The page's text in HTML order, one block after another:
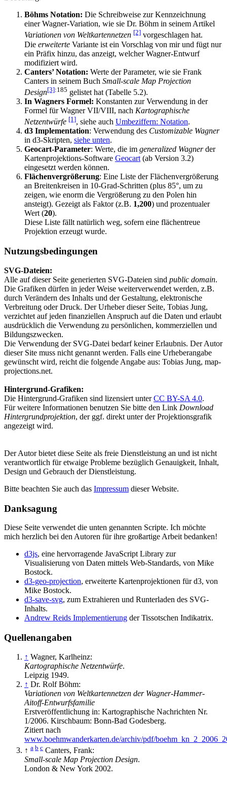
Böhms Notation: Die Schreibweise zur Kennzeichnung
einer Wagner-Variation, wie sie Dr. Böhm in seinem Artikel
Variationen von Weltkartennetzen [2] vorgeschlagen hat.
Die erweiterte Variante ist ein Vorschlag von mir und fügt nur
ein Präfix hinzu, das anzeigt, welcher Wagner-Entwurf
modifiziert wird.
Canters’ Notation: Werte der Parameter, wie sie Frank
Canters in seinem Buch Small-scale Map Projection
Design[3]:185 gelistet hat (Tabelle 5.2).
In Wagners Formel: Konstanten zur Verwendung in der
Formel für Wagner VII/VIII, nach Kartographische
Netzentwürfe [1], siehe auch Umbeziffern: Notation.
d3 Implementation: Verwendung des Customizable Wagner
in d3-Skripten, siehe unten.
Geocart-Parameter: Werte, die im generalized Wagnerder
Kartenprojektions-Software Geocart(ab Version 3.2)
eingesetzt werden können.
Flächenvergrößerung: Eine Liste der Flächenvergrößerung
an Breitenkreisen in 10-Grad-Schritten (plus 85°, um zu
zeigen, wie enorm die Vergrößerung zu den Polen hin
ansteigt). Gezeigt als Faktor (z.B. 1,200) und prozentualer
Wert (20).
Diese Liste fällt natürlich weg, sofern eine flächentreue
Projektion erzeugt wurde.
Nutzungsbedingungen
SVG-Dateien:
Alle auf dieser Seite generierten SVG-Dateien sind public domain.
Die Grafiken dürfen in jeder Weise weiterverwendet werden, z.B.
durch Verändern des Inhalts und der Gestaltung, elektronische
Verbreitung oder Druck. Der Urheber dieser Seite, Tobias Jung,
verzichtet auf jeden finanziellen Anspruch auf die Daten und erlaubt
ausdrücklich die Verwendung zu persönlichen, kommerziellen und
Bildungszwecken.
Die Verwendung der SVG-Datei bedarf keiner Erlaubnis. Der Autor
dieser Site muss nicht genannt werden. Falls eine Urheberangabe
gewünscht wird, reicht die folgende Angabe aus: Tobias Jung, map-
projections.net.
Hintergrund-Grafiken:
Die Hintergrund-Grafiken sind lizensiert unterCC BY-SA 4.0.
Für weitere Informationen benutzen Sie bitte den Link Download
Hintergrundprojektion, der ggf. direkt unter der Projektionsgrafik
angezeigt wird.
Der Autor bietet diese Seite als freie Dienstleistung an und ist nicht
verantwortlich für etwaige Probleme bezüglich Genauigkeit, Inhalt,
Design und Gebrauch der Dienstleistung.
Bitte beachten Sie auch das Impressum dieser Website.
Danksagung
Diese Seite verwendet die unten genannten Scripte. Ich möchte
mich herzlich bei den Autoren für ihre großartige Arbeit bedanken!
d3js, eine hervorragende JavaScript Library zur
Visualisierung von Daten mittels Web-Standards, von Mike
Bostock.
d3-geo-projection, erweiterte Kartenprojektionen für d3, von
Mike Bostock.
d3-save-svg, zum Extrahieren und Runterladen des SVG-
Inhalts.
Andrew Reids Implementierung der Tissotschen Indikatrix.
Quellenangaben
↑ Wagner, Karlheinz:
Kartographische Netzentwürfe.
Leipzig 1949.
↑ Dr. Rolf Böhm:
Variationen von Weltkartennetzen der Wagner-Hammer-
Aitoff-Entwurfsfamilie
Erstveröffentlichung in: Kartographische Nachrichten Nr.
1/2006. Kirschbaum: Bonn-Bad Godesberg.
Zitiert nach
www.boehmwanderkarten.de/archiv/pdf/
↑ a b c Canters, Frank:
Small-scale Map Projection Design.
London & New York 2002.